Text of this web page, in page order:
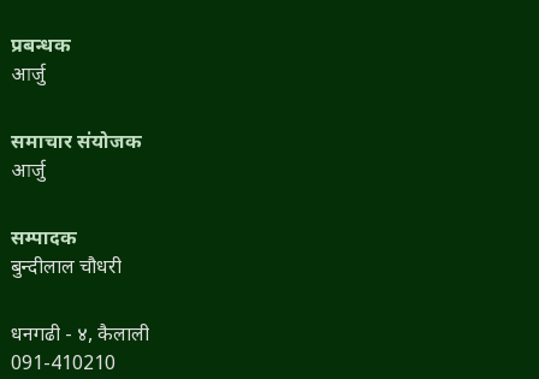
प्रबन्धक
आर्जु
समाचार संयोजक
आर्जु
सम्पादक
बुन्दीलाल चौधरी
धनगढी - ४, कैलाली
091-410210